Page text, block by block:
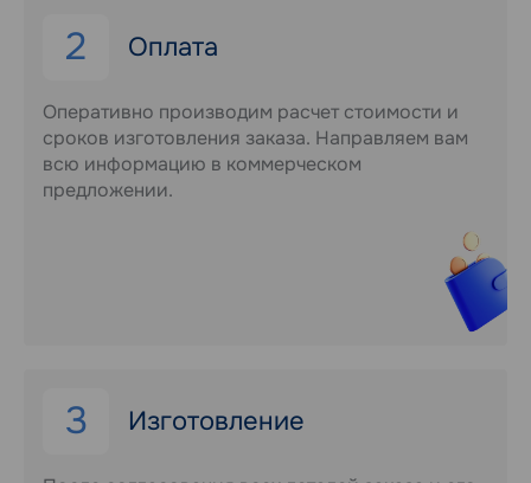
2 Оплата
Оперативно производим расчет стоимости и
сроков изготовления заказа. Направляем вам
всю информацию в коммерческом
предложении.
3 Изготовление